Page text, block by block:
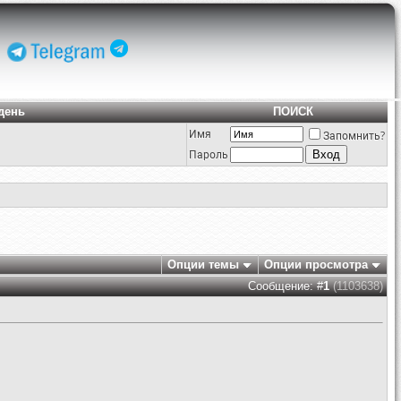
ПОИСК
Имя
Запомнить?
Пароль
Опции темы
Опции просмотра
Сообщение: #1(1103638)